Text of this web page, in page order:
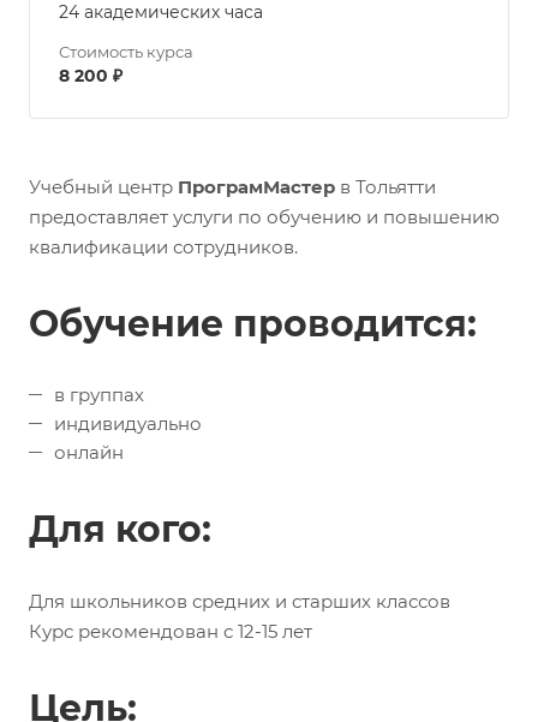
24 академических часа
Стоимость курса
8 200 ₽
Учебный центр ПрограмМастер в Тольятти
предоставляет услуги по обучению и повышению
квалификации сотрудников.
Обучение проводится:
в группах
индивидуально
онлайн
Для кого:
Для школьников средних и старших классов
Курс рекомендован с 12-15 лет
Цель: